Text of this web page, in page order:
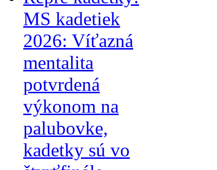
MS kadetiek
2026: Víťazná
mentalita
potvrdená
výkonom na
palubovke,
kadetky sú vo